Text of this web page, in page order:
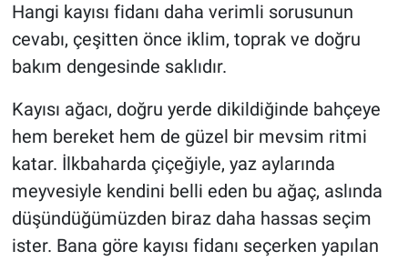
Hangi kayısı fidanı daha verimli sorusunun
cevabı, çeşitten önce iklim, toprak ve doğru
bakım dengesinde saklıdır.
Kayısı ağacı, doğru yerde dikildiğinde bahçeye
hem bereket hem de güzel bir mevsim ritmi
katar. İlkbaharda çiçeğiyle, yaz aylarında
meyvesiyle kendini belli eden bu ağaç, aslında
düşündüğümüzden biraz daha hassas seçim
ister. Bana göre kayısı fidanı seçerken yapılan
Çevre
Yerel
Magazin
Bilim ve Teknoloji